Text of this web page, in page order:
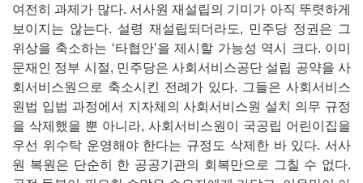
여전히 과제가 많다. 서사원 재설립의 기미가 아직 뚜렷하게
보이지는 않는다. 설령 재설립되더라도, 민주당 정권은 그
위상을 축소하는 ‘타협안’을 제시할 가능성 역시 크다. 이미
문재인 정부 시절, 민주당은 사회서비스공단 설립 공약을 사
회서비스원으로 축소시킨 전례가 있다. 그들은 사회서비스
원법 입법 과정에서 지자체의 사회서비스원 설치 의무 규정
을 삭제했을 뿐 아니라, 사회서비스원이 국공립 어린이집을
우선 위수탁 운영해야 한다는 규정도 삭제한 바 있다. 서사
원 복원은 단순히 한 공공기관의 회복만으로 그칠 수 없다.